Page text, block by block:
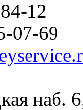
12
07-69
наб.